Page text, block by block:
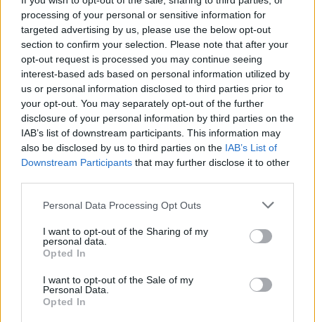
processing of your personal or sensitive information for
targeted advertising by us, please use the below opt-out
section to confirm your selection. Please note that after your
opt-out request is processed you may continue seeing
interest-based ads based on personal information utilized by
us or personal information disclosed to third parties prior to
your opt-out. You may separately opt-out of the further
disclosure of your personal information by third parties on the
IAB’s list of downstream participants. This information may
also be disclosed by us to third parties on the IAB’s List of
Downstream Participants that may further disclose it to other
Personal Data Processing Opt Outs
I want to opt-out of the Sharing of my
personal data.
Opted In
I want to opt-out of the Sale of my
Personal Data.
Opted In
TÉR
teljesítményértékelés
pedagógusok
uniós források